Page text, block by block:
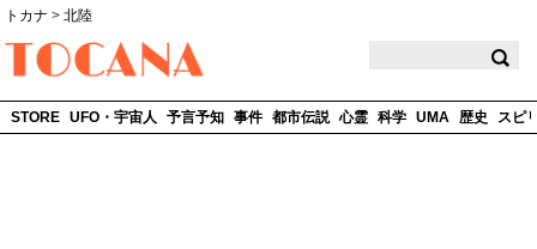
トカナ > 北陸
STORE UFO・宇宙人 予言予知 事件 都市伝説 心霊 科学 UMA 歴史 スピ